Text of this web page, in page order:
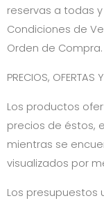
reservas a todas
Condiciones de
Orden de Compra.
PRECIOS, OFERTAS
Los productos
precios de éstos,
mientras se
visualizados por
Los presupuestos